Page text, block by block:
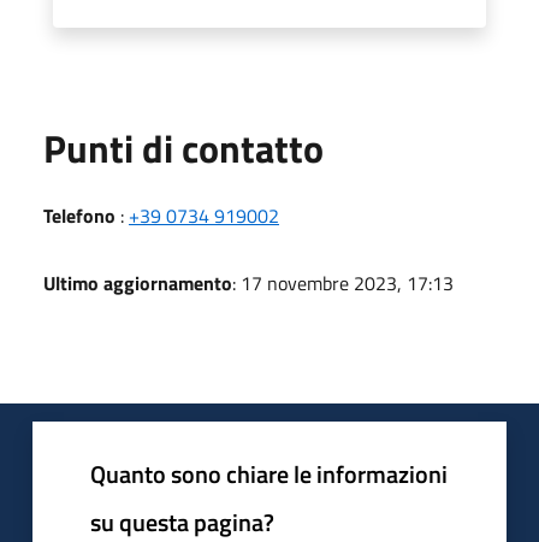
Punti di contatto
Telefono : +39 0734 919002
Ultimo aggiornamento: 17 novembre 2023, 17:13
Quanto sono chiare le informazioni
su questa pagina?